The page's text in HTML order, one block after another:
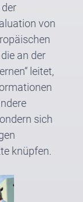
von
an der
leitet,
sich
knüpfen.